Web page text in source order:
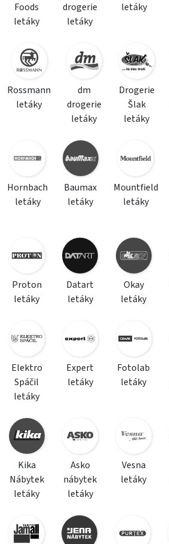
Foods
letáky
drogerie
letáky
letáky
Rossmann
letáky
dm
drogerie
letáky
Drogerie
Šlak
letáky
Hornbach
letáky
Baumax
letáky
Mountfield
letáky
Proton
letáky
Datart
letáky
Okay
letáky
Elektro
Spáčil
letáky
Expert
letáky
Fotolab
letáky
Kika
Nábytek
letáky
Asko
nábytek
letáky
Vesna
letáky